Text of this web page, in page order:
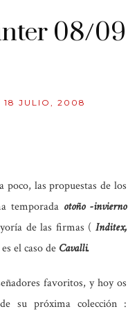
08/09
18 JULIO, 2008
poco, las propuestas de los
temporada otoño -invierno
de las firmas (Inditex,
el caso de Cavalli.
favoritos, y hoy os
su próxima colección :